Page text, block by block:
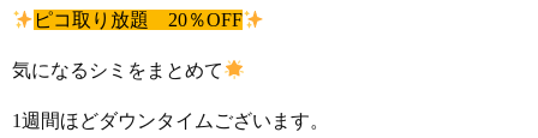
ピコ取り放題 20％OFF
気になるシミをまとめて
1週間ほどダウンタイムございます。